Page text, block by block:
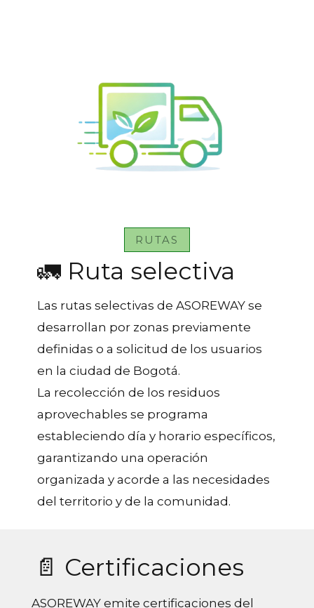
RUTAS
🚛 Ruta selectiva
Las rutas selectivas de ASOREWAY se
desarrollan por zonas previamente
definidas o a solicitud de los usuarios
en la ciudad de Bogotá.
La recolección de los residuos
aprovechables se programa
estableciendo día y horario específicos,
garantizando una operación
organizada y acorde a las necesidades
del territorio y de la comunidad.
📄 Certificaciones
ASOREWAY emite certificaciones del